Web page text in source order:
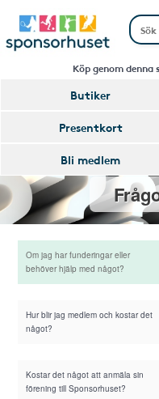
Köp genom
Butiker
Presentkort
Bli medlem
Om jag har funderingar eller
behöver hjälp med något?
Hur blir jag medlem och kostar det
något?
Kostar det något att anmäla sin
förening till Sponsorhuset?